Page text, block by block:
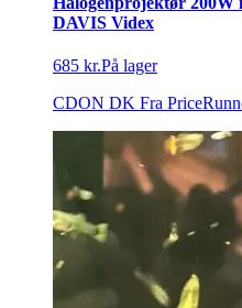
DAVIS Videx
685 kr.På lager
CDON DK Fra